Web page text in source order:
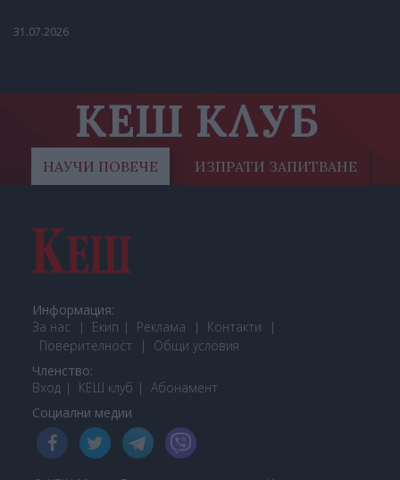
31.07.2026
КЕШ КЛУБ
НАУЧИ ПОВЕЧЕ ИЗПРАТИ ЗАПИТВАНЕ
Информация:
За нас
Екип Реклама
Контакти
Поверителност
Общи условия
Членство:
Вход
КЕШ клуб Абонамент
Социални медии